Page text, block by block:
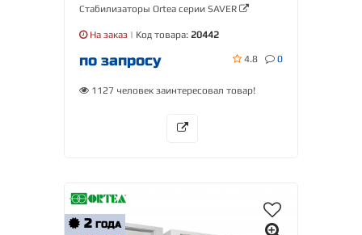
Стабилизаторы Ortea серии SAVER
На заказ | Код товара: 20442
по запросу 4.8 0
1127 человек заинтересовал товар!
2 ГОДА